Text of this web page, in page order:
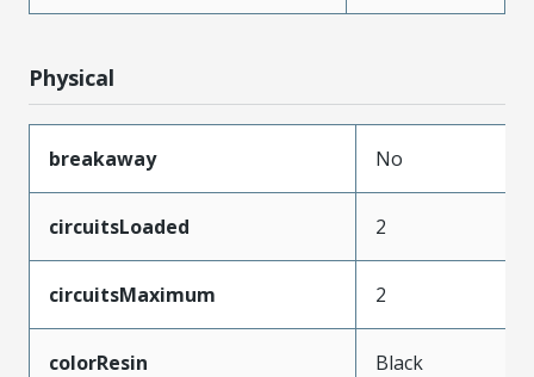
Physical
breakaway No
circuitsLoaded 2
circuitsMaximum 2
colorResin Black